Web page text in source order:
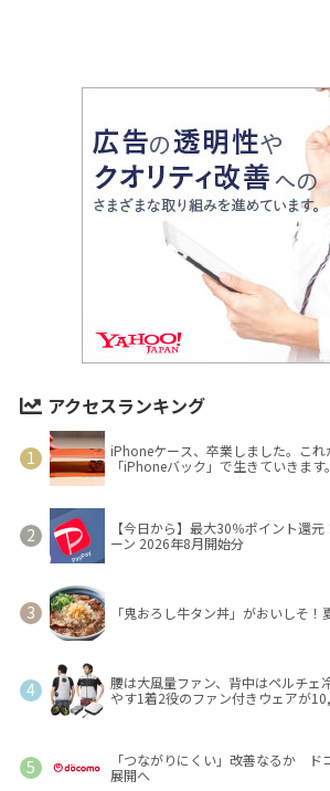
アクセスランキング
iPhoneケース、卒業しました。こ
「iPhoneバック」で生きていきます。
【今日から】最大30％ポイント還
ーン 2026年8月開始分
「鬼おろし牛タン丼」がおいしそ
腰は大風量ファン、背中はペルチェ
やす1着2役のファン付きウェアが
「つながりにくい」改善なるか ド
展開へ